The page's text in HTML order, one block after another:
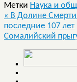
Метки Наука и
« В Долине
последние 107 лет
Сомалийский